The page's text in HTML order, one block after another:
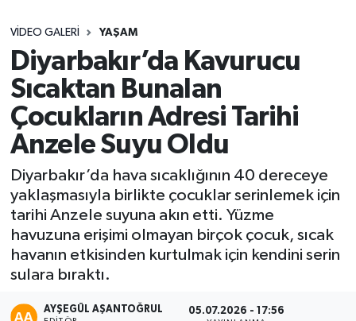
VIDEO GALERI YAŞAM
Diyarbakır’da Kavurucu
Sıcaktan Bunalan
Çocukların Adresi Tarihi
Anzele Suyu Oldu
Diyarbakır’da hava sıcaklığının 40 dereceye
yaklaşmasıyla birlikte çocuklar serinlemek için
tarihi Anzele suyuna akın etti. Yüzme
havuzuna erişimi olmayan birçok çocuk, sıcak
havanın etkisinden kurtulmak için kendini serin
sulara bıraktı.
AYŞEGÜL AŞANTOĞRUL 05.07.2026 - 17:56
Sağlık
Seri İlan
Siyaset
Spor
Yaşam